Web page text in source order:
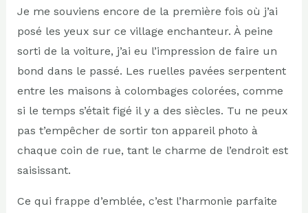
Je me souviens encore de la première fois où j’ai
posé les yeux sur ce village enchanteur. À peine
sorti de la voiture, j’ai eu l’impression de faire un
bond dans le passé. Les ruelles pavées serpentent
entre les maisons à colombages colorées, comme
si le temps s’était figé il y a des siècles. Tu ne peux
pas t’empêcher de sortir ton appareil photo à
chaque coin de rue, tant le charme de l’endroit est
saisissant.
Ce qui frappe d’emblée, c’est l’harmonie parfaite